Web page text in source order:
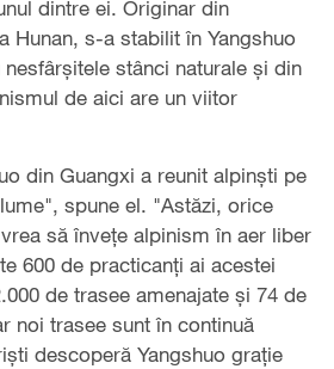
dintre ei. Originar din
Hunan, s-a stabilit în Yangshuo
stânci naturale și din
de aici are un viitor
din Guangxi a reunit alpinști pe
spune el. "Astăzi, orice
să învețe alpinism în aer liber
600 de practicanți ai acestei
de trasee amenajate și 74 de
noi trasee sunt în continuă
descoperă Yangshuo grație